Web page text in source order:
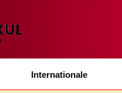
Internationale